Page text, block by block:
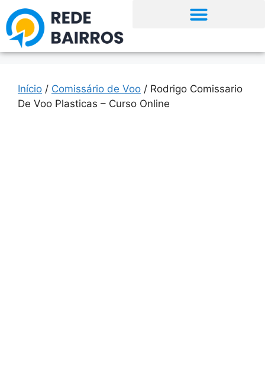
Início / Comissário de Voo / Rodrigo Comissario
De Voo Plasticas – Curso Online